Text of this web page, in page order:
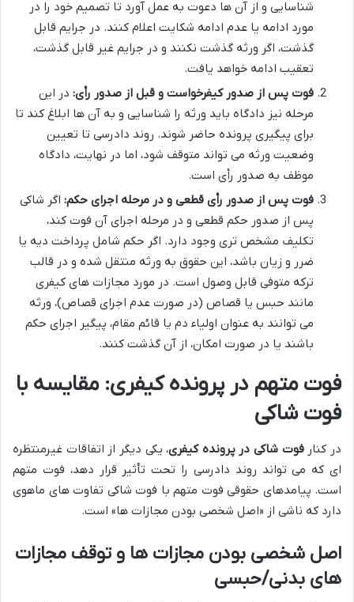
شناسایی و از آن ها دعوت به عمل آورد تا تصمیم خود را در
مورد ادامه یا عدم ادامه شکایت اعلام کنند. در جرایم قابل
گذشت، اگر ورثه گذشت نکنند و در جرایم غیر قابل گذشت،
تعقیب ادامه خواهد یافت.
فوت پس از صدور کیفرخواست و قبل از صدور رأی: در این
مرحله نیز دادگاه باید ورثه را شناسایی و به آن ها ابلاغ کند تا
برای پیگیری پرونده حاضر شوند. روند دادرسی تا تعیین
وضعیت ورثه می تواند متوقف شود، اما در نهایت، دادگاه
موظف به صدور رأی است.
فوت پس از صدور رأی قطعی و در مرحله اجرای حکم: اگر شاکی
پس از صدور حکم قطعی و در مرحله اجرای آن فوت کند،
تکلیف مشخص تری وجود دارد. اگر حکم شامل پرداخت دیه یا
ضرر و زیان باشد، این حقوق به ورثه منتقل شده و در قالب
ترکه متوفی قابل وصول است. در مورد مجازات های کیفری
مانند حبس یا قصاص (در صورت عدم اجرای قصاص)، ورثه
می توانند به عنوان اولیاء دم یا قائم مقام، پیگیر اجرای حکم
باشند یا در صورت امکان، از آن گذشت کنند.
فوت متهم در پرونده کیفری: مقایسه با
فوت شاکی
در کنارفوت شاکی در پرونده کیفری، یکی دیگر از اتفاقات غیرمنتظره
ای که می تواند روند دادرسی را تحت تأثیر قرار دهد، فوت متهم
است. پیامدهای حقوقی فوت متهم با فوت شاکی تفاوت های ماهوی
دارد که ناشی از «اصل شخصی بودن مجازات ها» است.
اصل شخصی بودن مجازات ها و توقف مجازات
های بدنی/حبسی